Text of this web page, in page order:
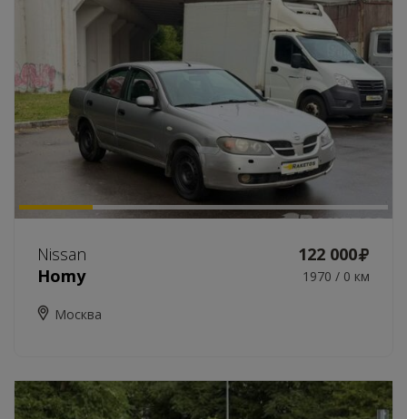
Nissan
122 000
Homy
1970 / 0 км
Москва